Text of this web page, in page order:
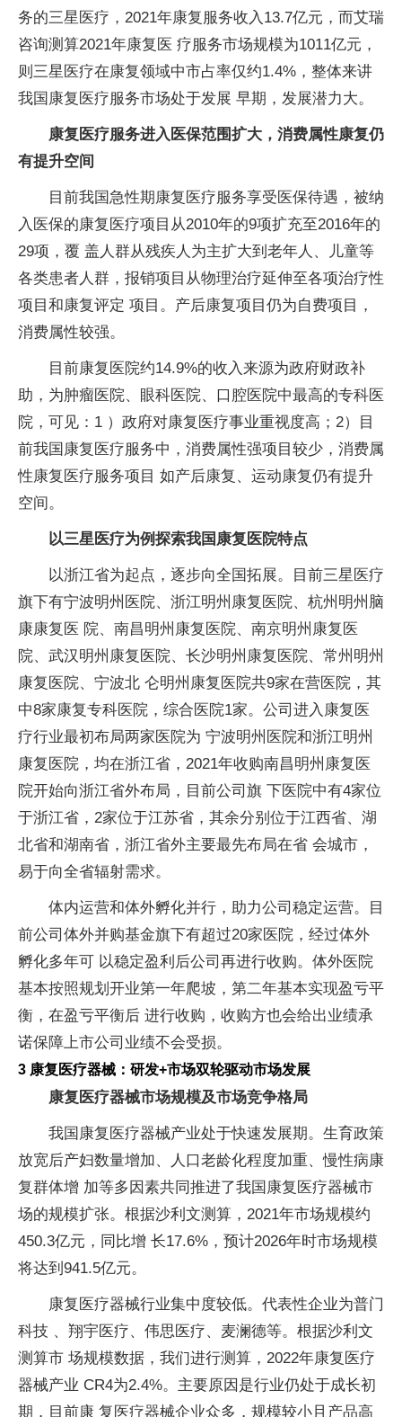
务的三星医疗，2021年康复服务收入13.7亿元，而艾瑞
咨询测算2021年康复医 疗服务市场规模为1011亿元，
则三星医疗在康复领域中市占率仅约1.4%，整体来讲
我国康复医疗服务市场处于发展 早期，发展潜力大。
康复医疗服务进入医保范围扩大，消费属性康复仍
有提升空间
目前我国急性期康复医疗服务享受医保待遇，被纳
入医保的康复医疗项目从2010年的9项扩充至2016年的
29项，覆 盖人群从残疾人为主扩大到老年人、儿童等
各类患者人群，报销项目从物理治疗延伸至各项治疗性
项目和康复评定 项目。产后康复项目仍为自费项目，
消费属性较强。
目前康复医院约14.9%的收入来源为政府财政补
助，为肿瘤医院、眼科医院、口腔医院中最高的专科医
院，可见：1 ）政府对康复医疗事业重视度高；2）目
前我国康复医疗服务中，消费属性强项目较少，消费属
性康复医疗服务项目 如产后康复、运动康复仍有提升
空间。
以三星医疗为例探索我国康复医院特点
以浙江省为起点，逐步向全国拓展。目前三星医疗
旗下有宁波明州医院、浙江明州康复医院、杭州明州脑
康康复医 院、南昌明州康复医院、南京明州康复医
院、武汉明州康复医院、长沙明州康复医院、常州明州
康复医院、宁波北 仑明州康复医院共9家在营医院，其
中8家康复专科医院，综合医院1家。公司进入康复医
疗行业最初布局两家医院为 宁波明州医院和浙江明州
康复医院，均在浙江省，2021年收购南昌明州康复医
院开始向浙江省外布局，目前公司旗 下医院中有4家位
于浙江省，2家位于江苏省，其余分别位于江西省、湖
北省和湖南省，浙江省外主要最先布局在省 会城市，
易于向全省辐射需求。
体内运营和体外孵化并行，助力公司稳定运营。目
前公司体外并购基金旗下有超过20家医院，经过体外
孵化多年可 以稳定盈利后公司再进行收购。体外医院
基本按照规划开业第一年爬坡，第二年基本实现盈亏平
衡，在盈亏平衡后 进行收购，收购方也会给出业绩承
诺保障上市公司业绩不会受损。
3 康复医疗器械：研发+市场双轮驱动市场发展
康复医疗器械市场规模及市场竞争格局
我国康复医疗器械产业处于快速发展期。生育政策
放宽后产妇数量增加、人口老龄化程度加重、慢性病康
复群体增 加等多因素共同推进了我国康复医疗器械市
场的规模扩张。根据沙利文测算，2021年市场规模约
450.3亿元，同比增 长17.6%，预计2026年时市场规模
将达到941.5亿元。
康复医疗器械行业集中度较低。代表性企业为普门
科技 、翔宇医疗、伟思医疗、麦澜德等。根据沙利文
测算市 场规模数据，我们进行测算，2022年康复医疗
器械产业 CR4为2.4%。主要原因是行业仍处于成长初
期，目前康 复医疗器械企业众多，规模较小且产品高